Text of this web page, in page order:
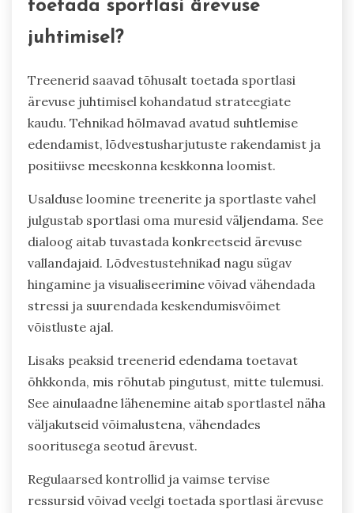
toetada sportlasi ärevuse
juhtimisel?
Treenerid saavad tõhusalt toetada sportlasi
ärevuse juhtimisel kohandatud strateegiate
kaudu. Tehnikad hõlmavad avatud suhtlemise
edendamist, lõdvestusharjutuste rakendamist ja
positiivse meeskonna keskkonna loomist.
Usalduse loomine treenerite ja sportlaste vahel
julgustab sportlasi oma muresid väljendama. See
dialoog aitab tuvastada konkreetseid ärevuse
vallandajaid. Lõdvestustehnikad nagu sügav
hingamine ja visualiseerimine võivad vähendada
stressi ja suurendada keskendumisvõimet
võistluste ajal.
Lisaks peaksid treenerid edendama toetavat
õhkkonda, mis rõhutab pingutust, mitte tulemusi.
See ainulaadne lähenemine aitab sportlastel näha
väljakutseid võimalustena, vähendades
sooritusega seotud ärevust.
Regulaarsed kontrollid ja vaimse tervise
ressursid võivad veelgi toetada sportlasi ärevuse